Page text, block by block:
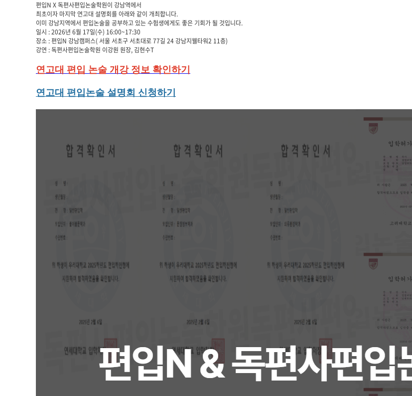
편입N X 독편사편입논술학원이 강남역에서
최초이자 마지막 연고대 설명회를 아래와 같이 개최합니다.
이미 강남지역에서 편입논술을 공부하고 있는 수험생에게도 좋은 기회가 될 것입니다.
일시 : 2026년 6월 17일(수) 16:00~17:30
장소 : 편입N 강남캠퍼스( 서울 서초구 서초대로 77길 24 강남지웰타워2 11층)
강연 : 독편사편입논술학원 이강원 원장, 김현수T
연고대 편입 논술 개강 정보 확인하기
연고대 편입논술 설명회 신청하기